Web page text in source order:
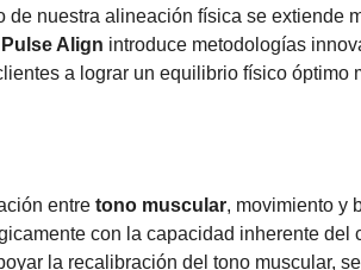
nuestra alineación física se extiende
Pulse Align introduce metodologías
a lograr un equilibrio físico óptimo
entre tono muscular, movimiento y
con la capacidad inherente del
la recalibración del tono muscular,